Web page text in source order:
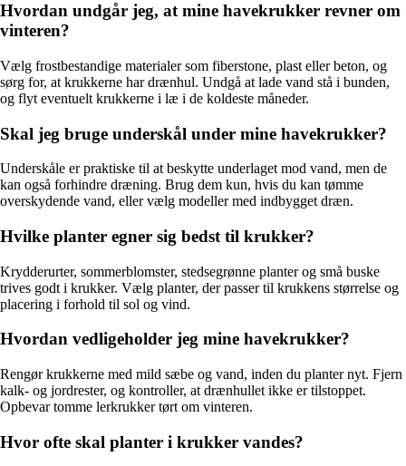
Hvordan undgår jeg, at mine havekrukker revner om
vinteren?
Vælg frostbestandige materialer som fiberstone, plast eller beton, og
sørg for, at krukkerne har drænhul. Undgå at lade vand stå i bunden,
og flyt eventuelt krukkerne i læ i de koldeste måneder.
Skal jeg bruge underskål under mine havekrukker?
Underskåle er praktiske til at beskytte underlaget mod vand, men de
kan også forhindre dræning. Brug dem kun, hvis du kan tømme
overskydende vand, eller vælg modeller med indbygget dræn.
Hvilke planter egner sig bedst til krukker?
Krydderurter, sommerblomster, stedsegrønne planter og små buske
trives godt i krukker. Vælg planter, der passer til krukkens størrelse og
placering i forhold til sol og vind.
Hvordan vedligeholder jeg mine havekrukker?
Rengør krukkerne med mild sæbe og vand, inden du planter nyt. Fjern
kalk- og jordrester, og kontroller, at drænhullet ikke er tilstoppet.
Opbevar tomme lerkrukker tørt om vinteren.
Hvor ofte skal planter i krukker vandes?